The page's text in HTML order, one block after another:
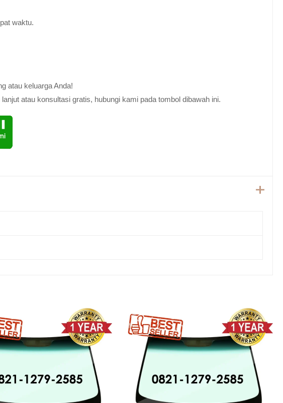
waktu.
atau keluarga Anda!
atau konsultasi gratis, hubungi kami pada tombol dibawah ini.